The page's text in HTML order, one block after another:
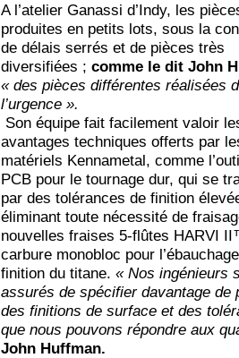
A l’atelier Ganassi d’Indy, les
produites en petits lots, sous la
de délais serrés et de pièces très
diversifiées ; comme le dit John
« des pièces différentes réalisées
l’urgence ».
Son équipe fait facilement valoir
avantages techniques offerts par
matériels Kennametal, comme
PCB pour le tournage dur, qui se
par des tolérances de finition
éliminant toute nécessité de
nouvelles fraises 5-flûtes HARVI
carbure monobloc pour
finition du titane. « Nos ingénieurs
assurés de spécifier davantage
des finitions de surface et des
que nous pouvons répondre aux
John Huffman.